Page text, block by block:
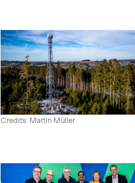
Credits: Martin Müller